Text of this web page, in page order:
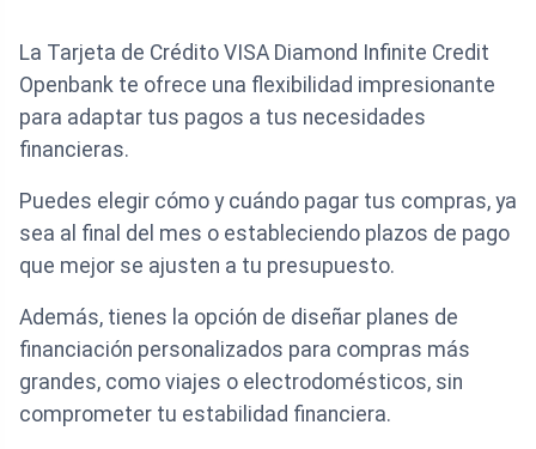
La Tarjeta de Crédito VISA Diamond Infinite Credit
Openbank te ofrece una flexibilidad impresionante
para adaptar tus pagos a tus necesidades
financieras.
Puedes elegir cómo y cuándo pagar tus compras, ya
sea al final del mes o estableciendo plazos de pago
que mejor se ajusten a tu presupuesto.
Además, tienes la opción de diseñar planes de
financiación personalizados para compras más
grandes, como viajes o electrodomésticos, sin
comprometer tu estabilidad financiera.